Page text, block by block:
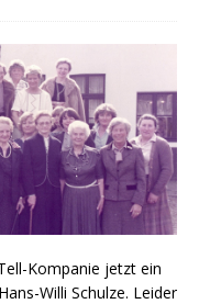
Kompanie jetzt ein
Willi Schulze. Leider